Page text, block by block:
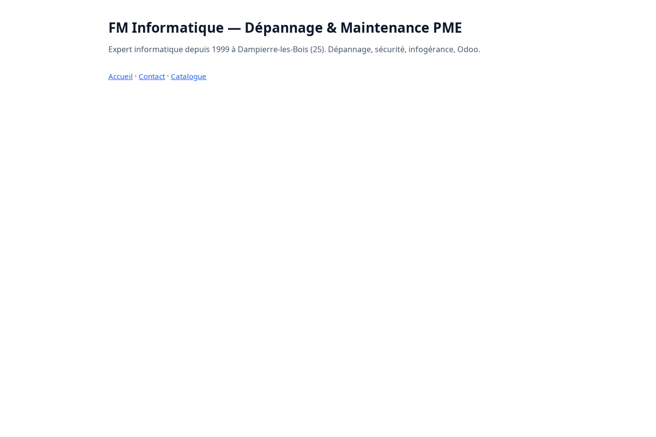
FM Informatique — Dépannage & Maintenance PME
Expert informatique depuis 1999 à Dampierre-les-Bois (25). Dépannage, sécurité, infogérance, Odoo.
Accueil · Contact· Catalogue